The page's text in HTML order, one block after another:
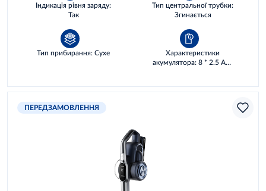
Індикація рівня заряду:
Так
Тип центральної трубки:
Згинається
Тип прибирання: Сухе
Характеристики
акумулятора: 8 * 2.5 AH,
ПЕРЕДЗАМОВЛЕННЯ